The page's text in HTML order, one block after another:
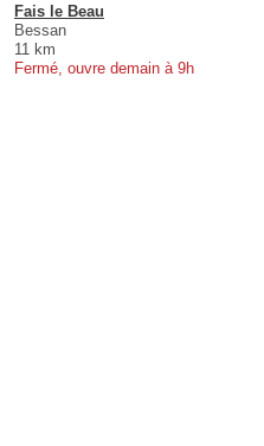
Fais le Beau
Bessan
11 km
Fermé, ouvre demain à 9h